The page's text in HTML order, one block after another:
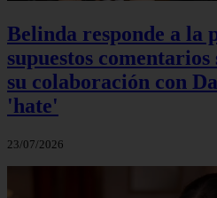
Belinda responde a la
supuestos
su colaboración con
'hate'
23/07/2026